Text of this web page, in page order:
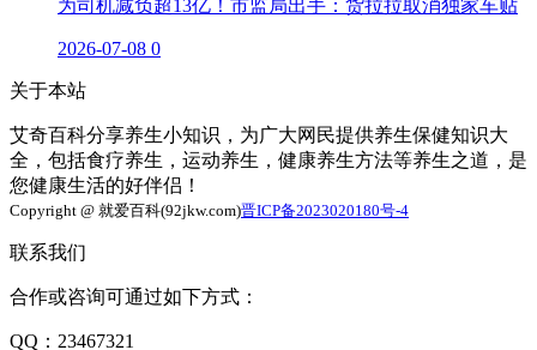
为司机减负超13亿！市监局出手：货拉拉取消独家车贴
2026-07-08 0
关于本站
艾奇百科分享养生小知识，为广大网民提供养生保健知识大
全，包括食疗养生，运动养生，健康养生方法等养生之道，是
您健康生活的好伴侣！
Copyright @ 就爱百科(92jkw.com)晋ICP备2023020180号-4
联系我们
合作或咨询可通过如下方式：
QQ：23467321